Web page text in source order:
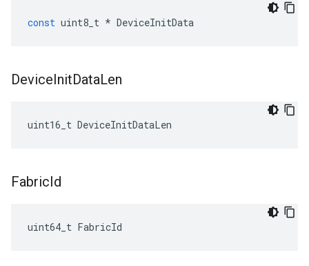
const uint8_t * DeviceInitData
DeviceInitDataLen
uint16_t DeviceInitDataLen
FabricId
uint64_t FabricId